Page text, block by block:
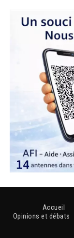
Accueil
Opinions et débats